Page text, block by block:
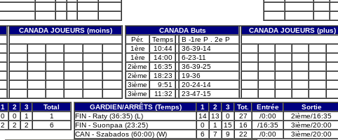
CANADA JOUEURS (moins)
CANADA Buts CANADA JOUEURS (plus)
Pér.
Temps
B -1re P . 2e P
1ère
10:44
36-39-14
1ère
14:00
6-23-11
2ième
16:35
36-39-25
2ième
18:23
19-36
3ième
9:51
20-24-14
3ième
11:32
23-47-15
1 2 3
Total
0 0 1
1
2 2 2 6
GARDIEN/ARRÊTS (Temps) 1 2 3 Tot. Entrée
Sortie
FIN - Raty (36:35) (L)
14 13 0 27 /0:00
2ième/16:35
FIN - Suonpaa (23:25)
0 1 15 16 /16:35
3ième/20:00
CAN - Szabados (60:00) (W)
6 7 9 22 /0:00
3ième/20:00